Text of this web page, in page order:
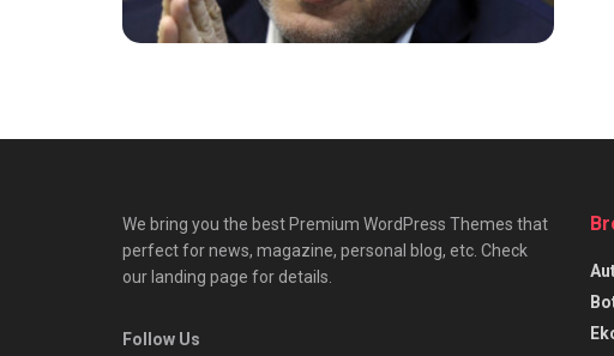
We bring you the best Premium WordPress Themes that
perfect for news, magazine, personal blog, etc. Check
our landing page for details.
Follow Us